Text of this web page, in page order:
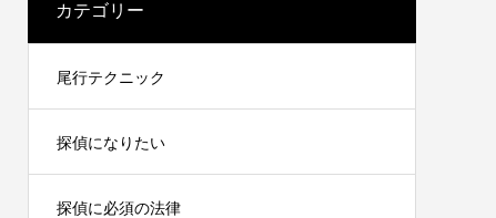
カテゴリー
尾行テクニック
探偵になりたい
探偵に必須の法律